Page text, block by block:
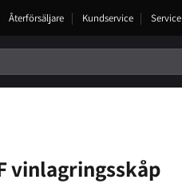
Återförsäljare Kundservice Service
vinlagringsskåp